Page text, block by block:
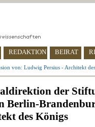
REDAKTION BEIRAT
von: Ludwig Persius - Architekt
der
Berlin-
des Königs